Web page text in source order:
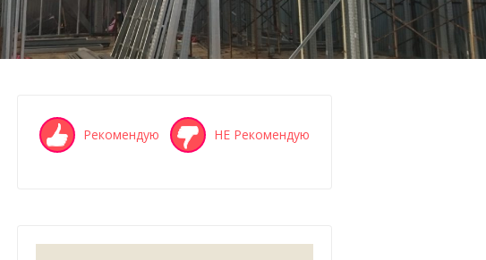
Рекомендую НЕ Рекомендую